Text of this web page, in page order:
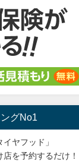
グNo1
ヤフッド」
を予約するだけ！